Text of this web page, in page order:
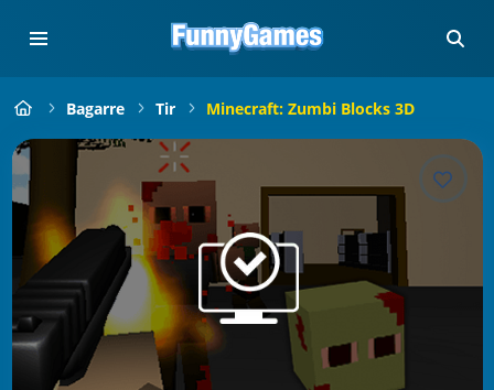
Bagarre Tir Minecraft: Zumbi Blocks 3D